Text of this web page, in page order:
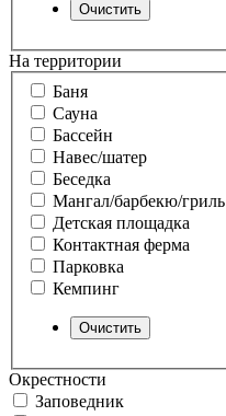
На территории
Баня
Сауна
Бассейн
Навес/шатер
Беседка
Мангал/барбекю/гриль
Детская площадка
Контактная ферма
Парковка
Кемпинг
Окрестности
Заповедник